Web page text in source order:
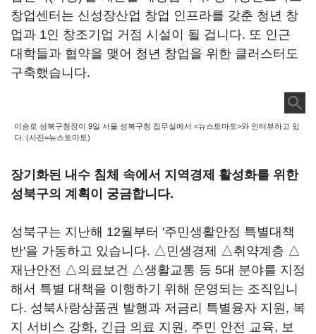
창업센터는 신성장산업 창업 인프라를 갖춘 청년 창
업과 1인 창조기업 거점 시설이 될 겁니다. 또 인근
대학들과 협약을 맺어 청년 창업을 위한 클러스터도
구축했습니다.
이승로 성북구청장이 9일 서울 성북구청 집무실에서 <뉴스토마토>와 인터뷰하고 있
다. (사진=뉴스토마토)
장기화된 내수 침체 속에서 지역경제 활성화를 위한
성북구의 계획이 궁금합니다.
성북구는 지난해 12월부터 '주민생활안정 특별대책
반'을 가동하고 있습니다. △민생경제 △취약계층 △
재난안전 △의료보건 △생활교통 등 5대 분야를 지정
해서 특별 대책을 이행하기 위해 운영되는 조직입니
다. 성북사랑상품권 발행과 저금리 특별융자 지원, 복
지 서비스 강화, 긴급 의료 지원, 주민 안전 교육, 보